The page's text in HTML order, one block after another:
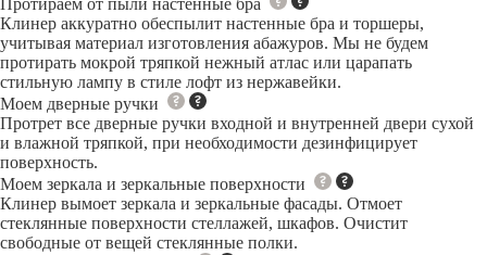
Протираем от пыли настенные бра
Клинер аккуратно обеспылит настенные бра и торшеры,
учитывая материал изготовления абажуров. Мы не будем
протирать мокрой тряпкой нежный атлас или царапать
стильную лампу в стиле лофт из нержавейки.
Моем дверные ручки
Протрет все дверные ручки входной и внутренней двери сухой
и влажной тряпкой, при необходимости дезинфицирует
поверхность.
Моем зеркала и зеркальные поверхности
Клинер вымоет зеркала и зеркальные фасады. Отмоет
стеклянные поверхности стеллажей, шкафов. Очистит
свободные от вещей стеклянные полки.